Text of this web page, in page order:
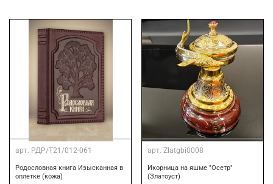
арт. РДР/Т21/012-061
Родословная книга Изысканная в
оплетке (кожа)
арт. Zlatgbi0008
Икорница на яшме "Осетр"
(Златоуст)